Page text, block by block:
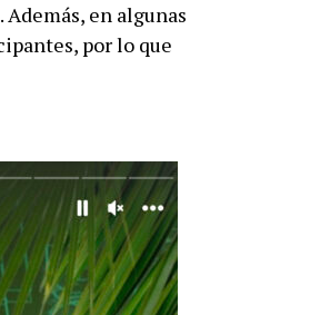
en algunas
por lo que